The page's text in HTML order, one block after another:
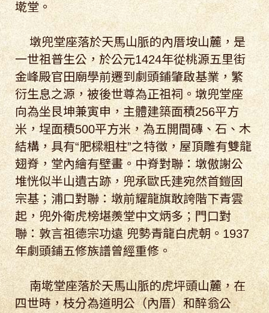
墘堂。
墩兜堂座落於天馬山脈的內厝垵山麓，是
一世祖普生公，於公元1424年從桃源五里街
金峰殿官田廟學前遷到劇頭鋪肇啟基業，繁
衍生息之源，被後世尊為正祖祠。墩兜堂座
向為坐艮坤兼寅申，主體建築面積256平方
米，埕面積500平方米，為五開間磚、石、木
結構，具有“肥樑粗柱”之特徵，屋頂雕有雙龍
翅脊，堂內繪有壁畫。中脊對聯：墩傲謝公
堆恍似半山遺古跡，兜承歐氏建宛然首鎧固
宗基；浦口對聯：墩前耀龍旗敢誇階下青雲
起，兜外衛虎榜堪羨堂中文炳多；門口對
聯：敦言祖德宗功遠 兜勢青龍白虎朝。1937
年劇頭鋪五修族譜曾經重修。
南墘堂座落於天馬山脈的虎坪頭山麓，在
四世時，枝分為道明公（內厝）和醉翁公